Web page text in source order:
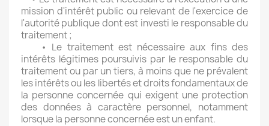
mission d'intérêt public ou relevant de l'exercice de
l'autorité publique dont est investi le responsable du
traitement ;
• Le traitement est nécessaire aux fins des
intérêts légitimes poursuivis par le responsable du
traitement ou par un tiers, à moins que ne prévalent
les intérêts ou les libertés et droits fondamentaux de
la personne concernée qui exigent une protection
des données à caractère personnel, notamment
lorsque la personne concernée est un enfant.